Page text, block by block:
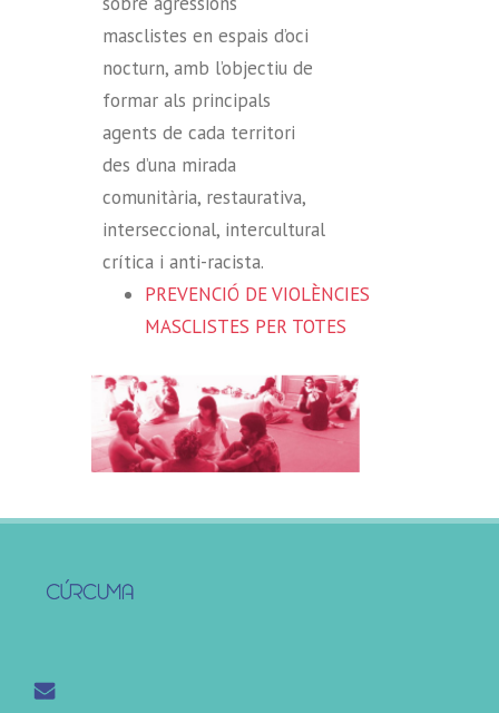
masclistes en espais d’oci
nocturn, amb l’objectiu de
formar als principals
agents de cada territori
des d’una mirada
comunitària, restaurativa,
interseccional, intercultural
crítica i anti-racista.
PREVENCIÓ DE VIOLÈNCIES
MASCLISTES PER TOTES